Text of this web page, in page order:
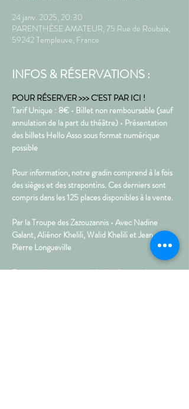
24 janv. 2025, 20:30
PARENTHÈSE AMATEUR, 75 Rue de Roubaix,
59242 Templeuve, France
INFOS & RÉSERVATIONS :
POUR RÉSERVER >>> C'EST PAR ICI !
Tarif Unique : 8€ • Billet non remboursable (sauf
annulation de la part du théâtre) • Présentation
des billets Hello Asso sous format numérique
possible
Pour information, notre gradin comprend à la fois
des sièges et des strapontins. Ces derniers sont
compris dans les 125 places disponibles à la vente.
Par la Troupe des Zazouzannis • Avec Nadine
Galant, Aliénor Khelili, Walid Khelili et Jean-
Pierre Longueville
Fred est l’heureux propriétaire d’une maison dont